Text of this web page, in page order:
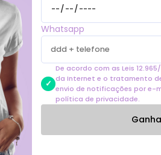
Produtos similares
Whatsapp
De acordo com as Leis
da Internet e o tratamento
envio de notificações por e-
política de privacidade.